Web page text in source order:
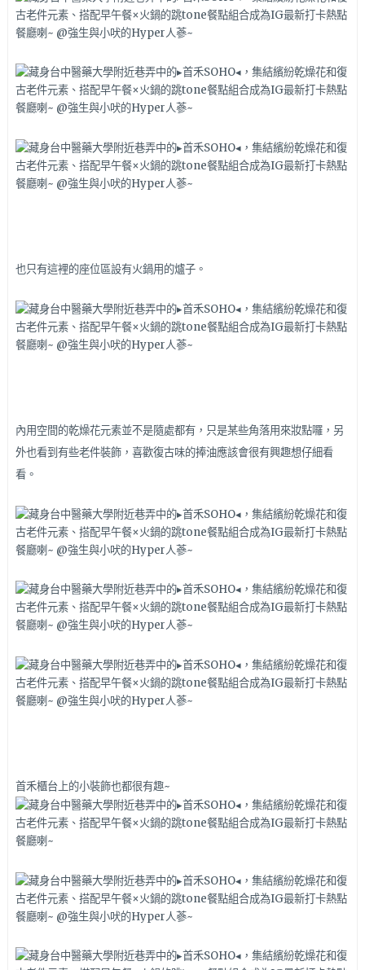
也只有這裡的座位區設有火鍋用的爐子。
內用空間的乾燥花元素並不是隨處都有，只是某些角落用來妝點囉，另
外也看到有些老件裝飾，喜歡復古味的捧油應該會很有興趣想仔細看
看。
首禾櫃台上的小裝飾也都很有趣~